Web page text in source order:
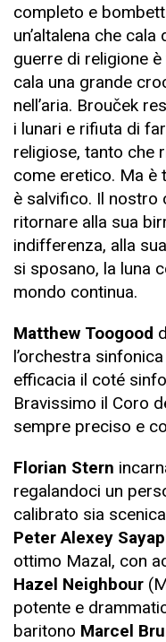
completo e
un’altalena che cala
guerre di religione
cala una grande
nell’aria. Brouček
i lunari e rifiuta di
religiose, tanto che
come eretico. Ma è
è salvifico. Il nostro
ritornare alla sua
indifferenza, alla
si sposano, la luna
mondo continua.
Matthew Toogood
l’orchestra
efficacia il coté
Bravissimo il Coro
sempre preciso e
Florian Stern
regalandoci un
calibrato sia
Peter Alexey
ottimo Mazal, con
Hazel Neighbour
potente e
baritono Marcel